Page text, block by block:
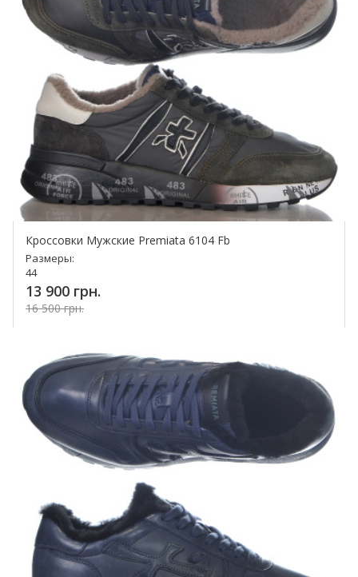
Кроссовки Мужские Premiata 6104 Fb
Размеры:
44
13 900 грн.
16 500 грн.